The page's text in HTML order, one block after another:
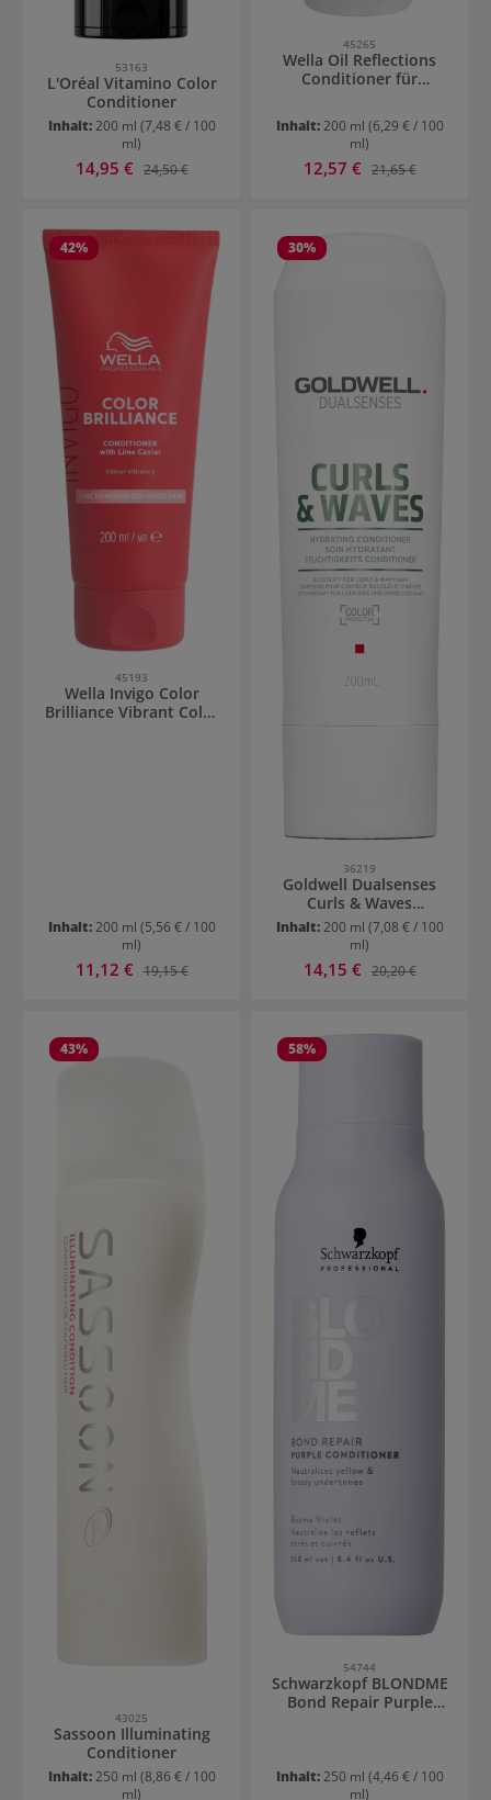
53163
L'Oréal Vitamino Color
Conditioner
Inhalt:200 ml (7,48 € / 100
ml)
Verkaufspreis:
14,95 € Regulärer Preis:
24,50 €
45265
Wella Oil Reflections
Conditioner für
Inhalt:200 ml (6,29 € / 100
ml)
Verkaufspreis:
12,57 € Regulärer Preis:
21,65 €
42%
45193
Wella Invigo Color
Brilliance Vibrant Color
Inhalt:200 ml (5,56 € / 100
ml)
Verkaufspreis:
11,12 € Regulärer Preis:
19,15 €
30%
36219
Goldwell Dualsenses
Curls & Waves
Conditioner
Inhalt:200 ml (7,08 € / 100
ml)
Verkaufspreis:
14,15 € Regulärer Preis:
20,20 €
43%
43025
Sassoon Illuminating
Conditioner
Inhalt:250 ml (8,86 € / 100
ml)
58%
54744
Schwarzkopf BLONDME
Bond Repair Purple
Inhalt:250 ml (4,46 € / 100
ml)